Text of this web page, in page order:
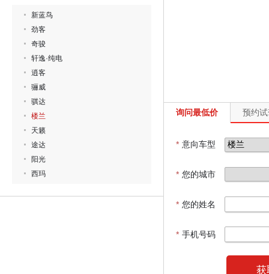
新蓝鸟
劲客
奇骏
轩逸·纯电
逍客
骊威
骐达
楼兰
天籁
途达
阳光
西玛
询问最低价 预约
* 意向车型
* 您的城市
* 您的姓名
* 手机号码
获